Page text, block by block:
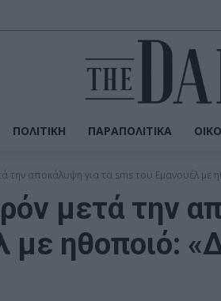
ΠΟΛΙΤΙΚΉ ΠΑΡΑΠΟΛΙΤΙΚΆ
την αποκάλυψη για τα sms του Εμανουέλ με
μετά την
με ηθοποιό: